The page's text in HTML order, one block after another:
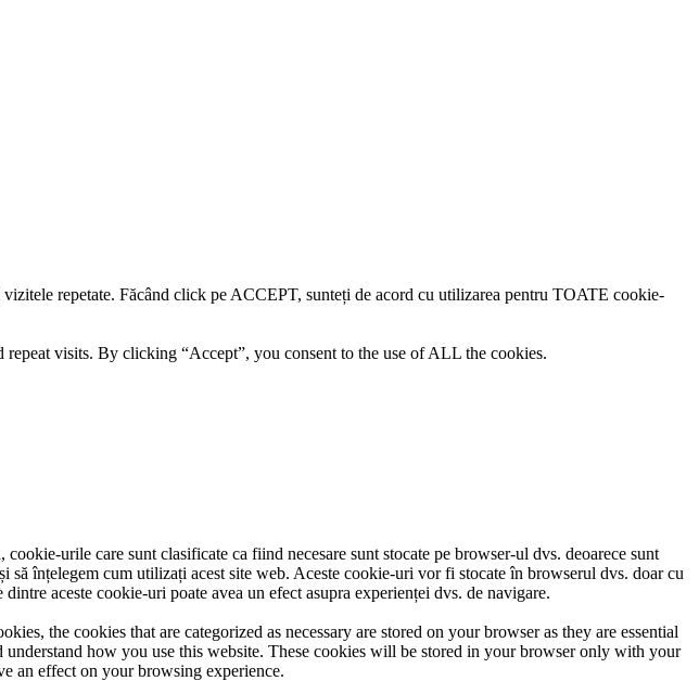
repetate. Făcând click pe ACCEPT, sunteți de acord cu utilizarea pentru TOATE cookie-
visits. By clicking “Accept”, you consent to the use of ALL the cookies.
urile care sunt clasificate ca fiind necesare sunt stocate pe browser-ul dvs. deoarece sunt
înțelegem cum utilizați acest site web. Aceste cookie-uri vor fi stocate în browserul dvs. doar cu
aceste cookie-uri poate avea un efect asupra experienței dvs. de navigare.
the cookies that are categorized as necessary are stored on your browser as they are essential
how you use this website. These cookies will be stored in your browser only with your
an effect on your browsing experience.